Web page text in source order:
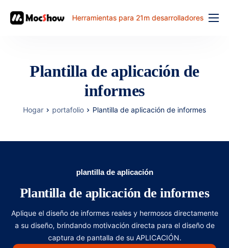
Herramientas para 21m desarrolladores
documento
banco de trabajo
Plantilla de aplicación de
informes
Hogar portafolio Plantilla de aplicación de informes
plantilla de aplicación
Plantilla de aplicación de informes
Aplique el diseño de informes reales y hermosos directamente
a su diseño, brindando motivación directa para el diseño de
captura de pantalla de su APLICACIÓN.